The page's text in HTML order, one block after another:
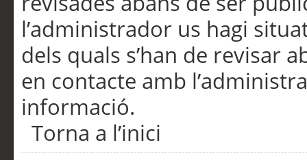
l’administrador us hagi
dels quals s’han de revisar
en contacte amb
informació.
Torna a l’inici